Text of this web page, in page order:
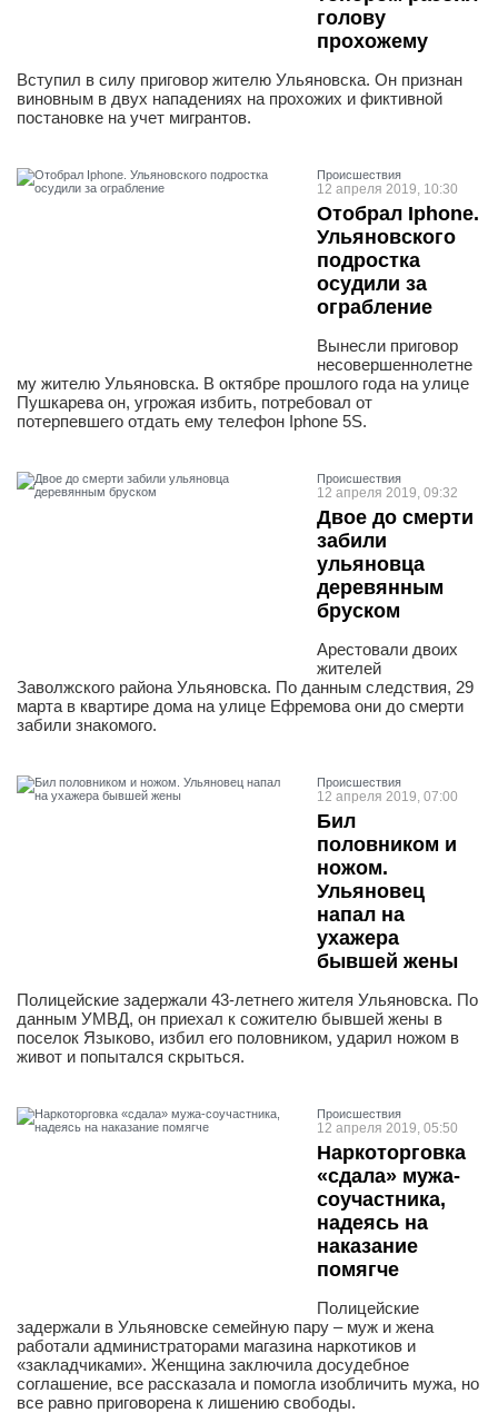
голову
прохожему
Вступил в силу приговор жителю Ульяновска. Он признан
виновным в двух нападениях на прохожих и фиктивной
постановке на учет мигрантов.
Проиcшествия
12 апреля 2019, 10:30
Отобрал Iрhone.
Ульяновского
подростка
осудили за
ограбление
Вынесли приговор
несовершеннолетне
му жителю Ульяновска. В октябре прошлого года на улице
Пушкарева он, угрожая избить, потребовал от
потерпевшего отдать ему телефон Iрhone 5S.
Проиcшествия
12 апреля 2019, 09:32
Двое до смерти
забили
ульяновца
деревянным
бруском
Арестовали двоих
жителей
Заволжского района Ульяновска. По данным следствия, 29
марта в квартире дома на улице Ефремова они до смерти
забили знакомого.
Проиcшествия
12 апреля 2019, 07:00
Бил
половником и
ножом.
Ульяновец
напал на
ухажера
бывшей жены
Полицейские задержали 43-летнего жителя Ульяновска. По
данным УМВД, он приехал к сожителю бывшей жены в
поселок Языково, избил его половником, ударил ножом в
живот и попытался скрыться.
Проиcшествия
12 апреля 2019, 05:50
Наркоторговка
«сдала» мужа-
соучастника,
надеясь на
наказание
помягче
Полицейские
задержали в Ульяновске семейную пару – муж и жена
работали администраторами магазина наркотиков и
«закладчиками». Женщина заключила досудебное
соглашение, все рассказала и помогла изобличить мужа, но
все равно приговорена к лишению свободы.